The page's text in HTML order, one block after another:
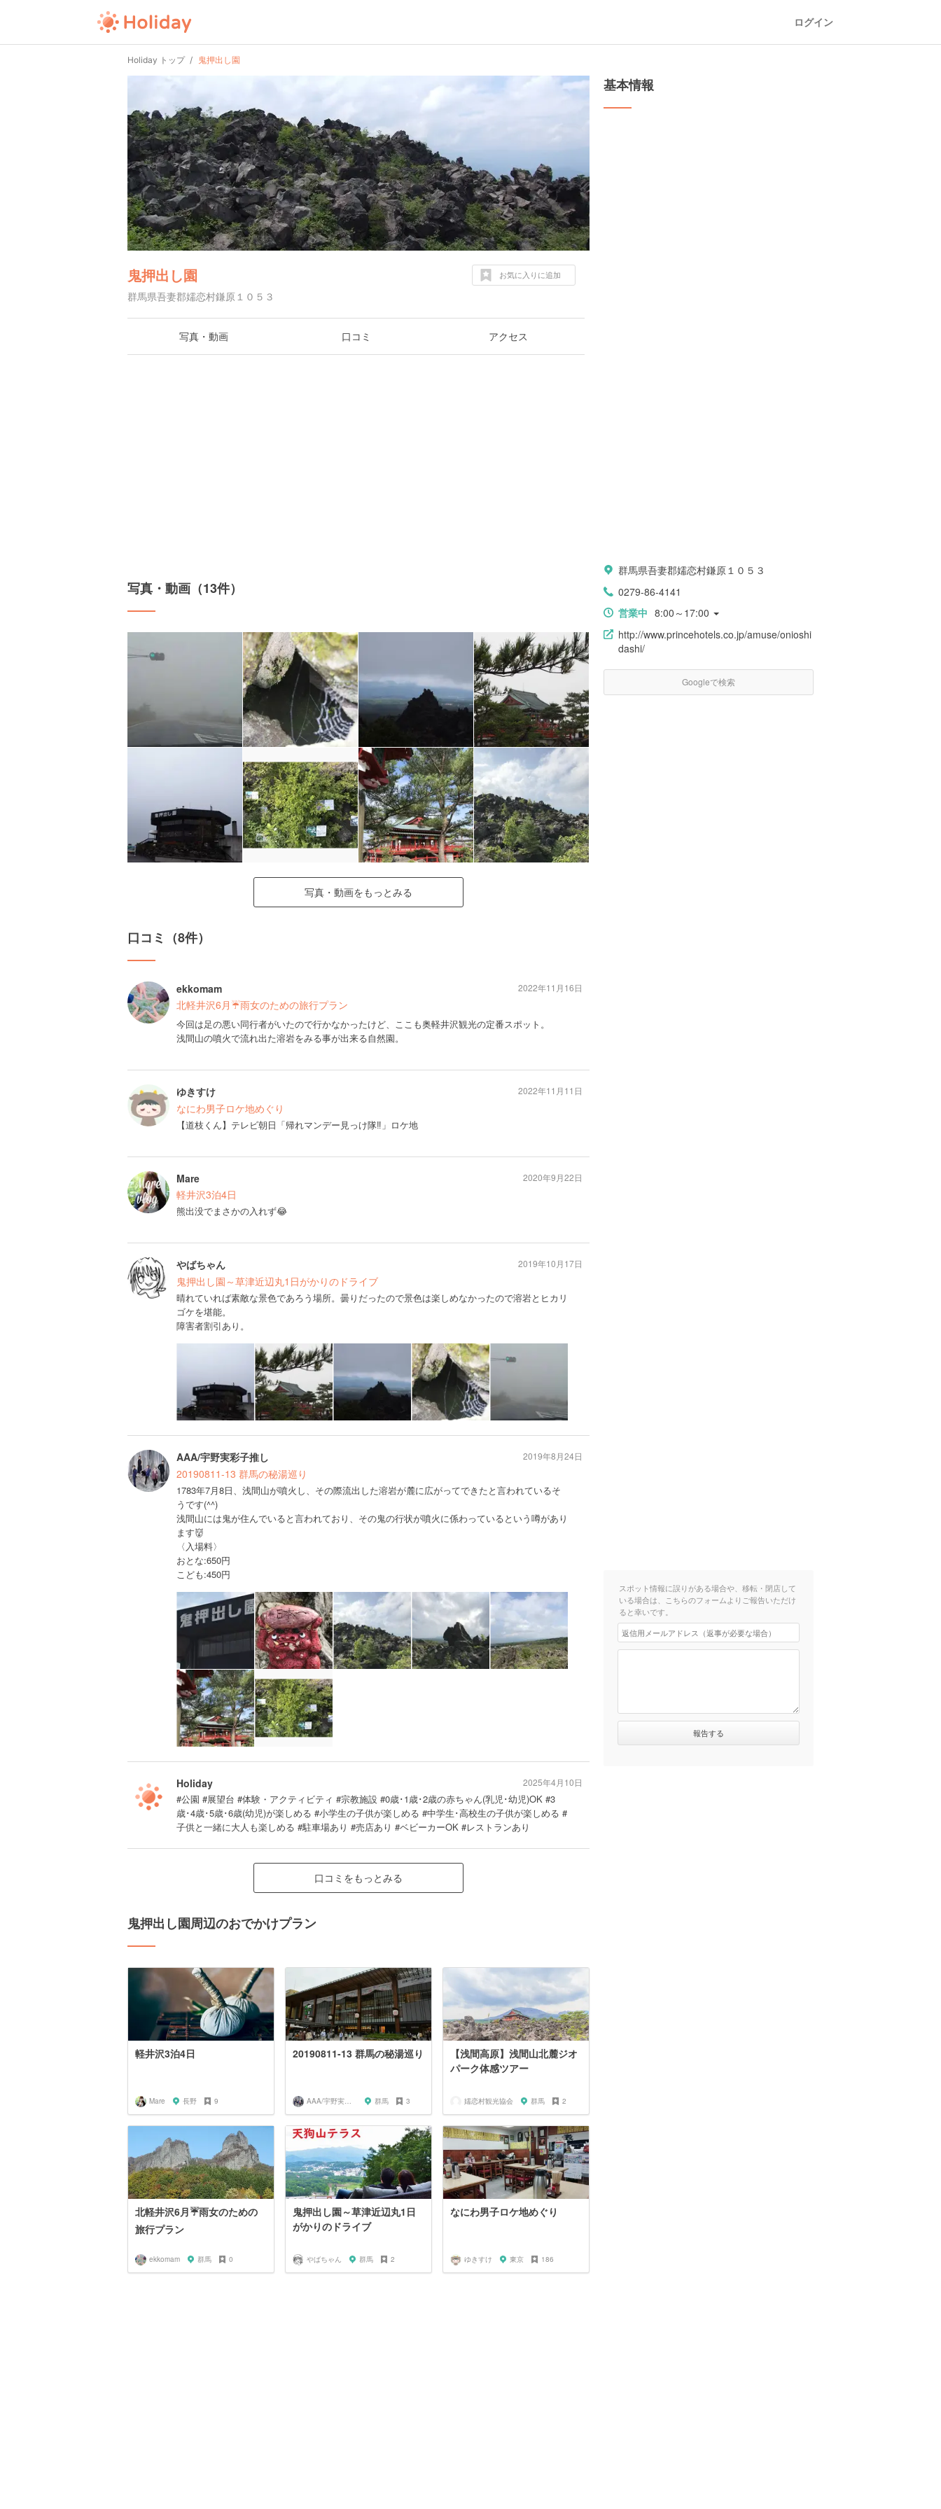
ログイン
Holiday トップ 鬼押出し園
鬼押出し園
群馬県吾妻郡嬬恋村鎌原１０５３
お気に入りに追加
写真・動画 口コミ アクセス
写真・動画（13件）
写真・動画をもっとみる
口コミ（8件）
ekkomam
北軽井沢6月☔️雨女のための旅行プラン
今回は足の悪い同行者がいたので行かなかったけど、ここも奥軽井沢観光の定番スポット。
浅間山の噴火で流れ出た溶岩をみる事が出来る自然園。
2022年11月16日
ゆきすけ
なにわ男子ロケ地めぐり
【道枝くん】テレビ朝日「帰れマンデー見っけ隊‼︎」ロケ地
2022年11月11日
Mare
軽井沢3泊4日
熊出没でまさかの入れず😂
2020年9月22日
やばちゃん
鬼押出し園～草津近辺丸1日がかりのドライブ
晴れていれば素敵な景色であろう場所。曇りだったので景色は楽しめなかったので溶岩とヒカリ
ゴケを堪能。
障害者割引あり。
2019年10月17日
AAA/宇野実彩子推し
20190811-13 群馬の秘湯巡り
1783年7月8日、浅間山が噴火し、その際流出した溶岩が麓に広がってできたと言われているそ
うです(^^)
浅間山には鬼が住んでいると言われており、その鬼の行状が噴火に係わっているという噂があり
ます👹
〈入場料〉
おとな:650円
こども:450円
2019年8月24日
Holiday
#公園 #展望台 #体験・アクティビティ #宗教施設 #0歳･1歳･2歳の赤ちゃん(乳児･幼児)OK #3
歳･4歳･5歳･6歳(幼児)が楽しめる #小学生の子供が楽しめる #中学生･高校生の子供が楽しめる #
子供と一緒に大人も楽しめる #駐車場あり #売店あり #ベビーカーOK #レストランあり
2025年4月10日
口コミをもっとみる
鬼押出し園周辺のおでかけプラン
軽井沢3泊4日
Mare 長野 9
20190811-13 群馬の秘湯巡り
AAA/宇野実彩子推し 群馬 3
【浅間高原】浅間山北麓ジオ
パーク体感ツアー
嬬恋村観光協会 群馬 2
北軽井沢6月☔️雨女のための
旅行プラン
ekkomam 群馬 0
鬼押出し園～草津近辺丸1日
がかりのドライブ
やばちゃん 群馬 2
なにわ男子ロケ地めぐり
ゆきすけ 東京 186
基本情報
群馬県吾妻郡嬬恋村鎌原１０５３
0279-86-4141
営業中 8:00～17:00
http://www.princehotels.co.jp/amuse/onioshi
dashi/
Googleで検索
スポット情報に誤りがある場合や、移転・閉店して
いる場合は、こちらのフォームよりご報告いただけ
ると幸いです。